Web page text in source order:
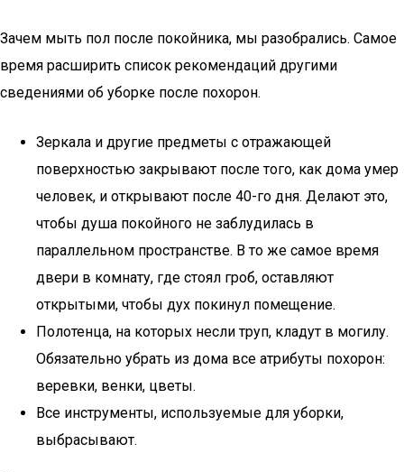
Зачем мыть пол после покойника, мы разобрались. Самое
время расширить список рекомендаций другими
сведениями об уборке после похорон.
Зеркала и другие предметы с отражающей
поверхностью закрывают после того, как дома умер
человек, и открывают после 40-го дня. Делают это,
чтобы душа покойного не заблудилась в
параллельном пространстве. В то же самое время
двери в комнату, где стоял гроб, оставляют
открытыми, чтобы дух покинул помещение.
Полотенца, на которых несли труп, кладут в могилу.
Обязательно убрать из дома все атрибуты похорон:
веревки, венки, цветы.
Все инструменты, используемые для уборки,
выбрасывают.